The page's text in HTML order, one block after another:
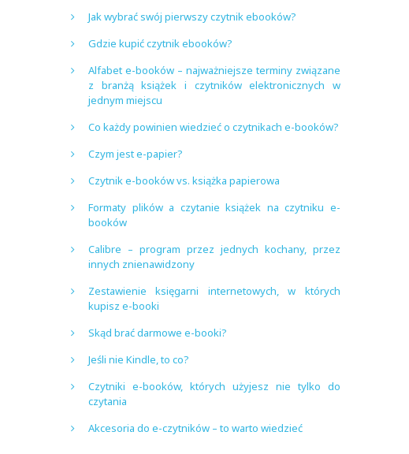
Jak wybrać swój pierwszy czytnik ebooków?
Gdzie kupić czytnik ebooków?
Alfabet e-booków – najważniejsze terminy związane
z branżą książek i czytników elektronicznych w
jednym miejscu
Co każdy powinien wiedzieć o czytnikach e-booków?
Czym jest e-papier?
Czytnik e-booków vs. książka papierowa
Formaty plików a czytanie książek na czytniku e-
booków
Calibre – program przez jednych kochany, przez
innych znienawidzony
Zestawienie księgarni internetowych, w których
kupisz e-booki
Skąd brać darmowe e-booki?
Jeśli nie Kindle, to co?
Czytniki e-booków, których użyjesz nie tylko do
czytania
Akcesoria do e-czytników – to warto wiedzieć